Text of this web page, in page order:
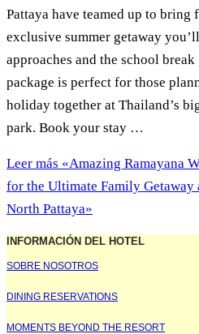
Pattaya have teamed up to bring
exclusive summer getaway
approaches and the school
package is perfect for those
holiday together at Thailand’s
park. Book your stay …
Leer más «Amazing Ramayana
for the Ultimate Family Getaway
North Pattaya»
INFORMACIÓN DEL HOTEL
SOBRE NOSOTROS
DINING RESERVATIONS
MOMENTS BEYOND THE RESORT